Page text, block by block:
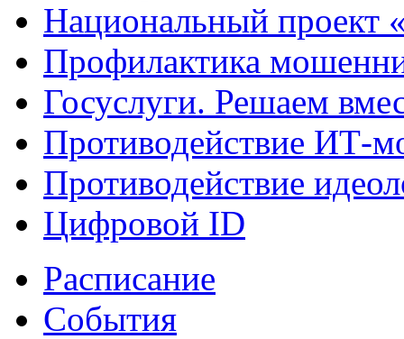
Национальный проект
Профилактика
Госуслуги. Решаем
Противодействие ИТ-
Противодействие
Цифровой ID
Расписание
События